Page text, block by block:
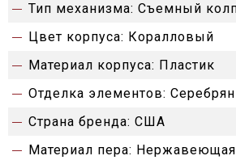
Тип механизма: Съемный
Цвет корпуса: Коралловый
Материал корпуса: Пластик
Отделка элементов:
Страна бренда: США
Материал пера: Нержавеющая